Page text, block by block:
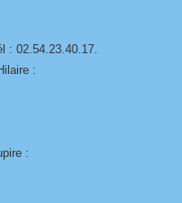
: 02.54.23.40.17.
:
: